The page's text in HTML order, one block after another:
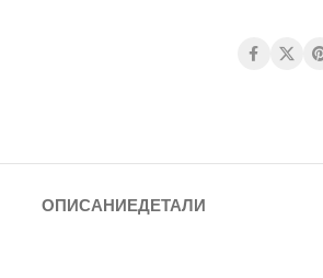
ОПИСАНИЕДЕТАЛИ